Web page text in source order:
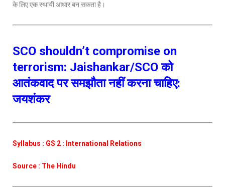
के लिए एक स्थायी आधार बन सकता है।
SCO shouldn’t compromise on
terrorism: Jaishankar/SCO को
आतंकवाद पर समझौता नहीं करना चाहिए:
जयशंकर
Syllabus : GS 2 : International Relations
Source : The Hindu